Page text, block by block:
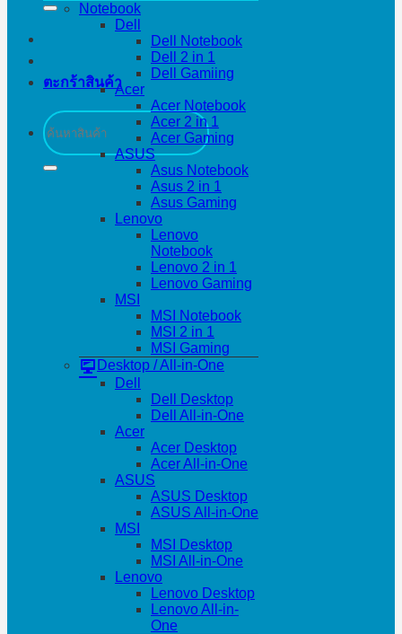
ตะกร้าสินค้า
ค้นหา:
Notebook
Dell
Dell Notebook
Dell 2 in 1
Dell Gamiing
Acer
Acer Notebook
Acer 2 in 1
Acer Gaming
ASUS
Asus Notebook
Asus 2 in 1
Asus Gaming
Lenovo
Lenovo
Notebook
Lenovo 2 in 1
Lenovo Gaming
MSI
MSI Notebook
MSI 2 in 1
MSI Gaming
Desktop / All-in-One
Dell
Dell Desktop
Dell All-in-One
Acer
Acer Desktop
Acer All-in-One
ASUS
ASUS Desktop
ASUS All-in-One
MSI
MSI Desktop
MSI All-in-One
Lenovo
Lenovo Desktop
Lenovo All-in-
One